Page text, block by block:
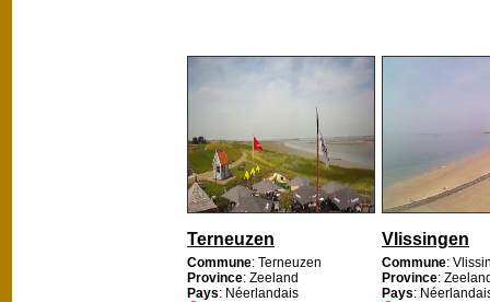
Terneuzen
Commune: Terneuzen
Province: Zeeland
Pays: Néerlandais
Vlissingen
Commune:
Province:
Pays: